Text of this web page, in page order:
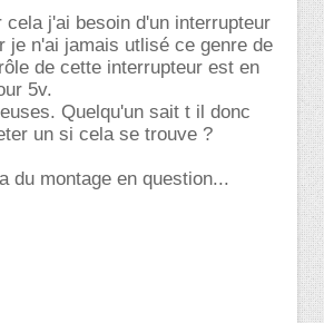
j'ai besoin d'un interrupteur
je n'ai jamais utlisé ce genre de
de cette interrupteur est en
5v.
Quelqu'un sait t il donc
un si cela se trouve ?
du montage en question...